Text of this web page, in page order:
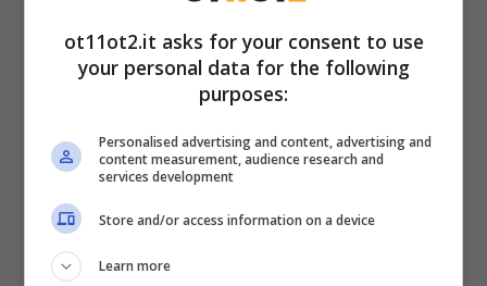
I candidati per la scuola di
Amici: il rumor infiamma il
gossip
del talent show ed è innegabile che la loro
presenza possa incidere sull’andamento del
ot11ot2.it asks for your consent to use
your personal data for the following
purposes:
Personalised advertising and content, advertising and
content measurement, audience research and
services development
Store and/or access information on a device
Learn more